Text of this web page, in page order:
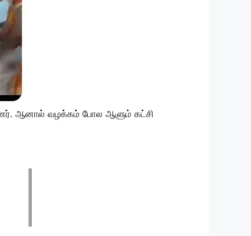
ஆனால் வழக்கம் போல ஆளும் கட்சி